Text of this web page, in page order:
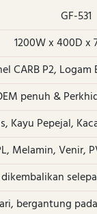
GF-531
1200W x 400D x
CARB P2,
penuh &
Kayu Pepejal,
Melamin, Venir,
bergantung